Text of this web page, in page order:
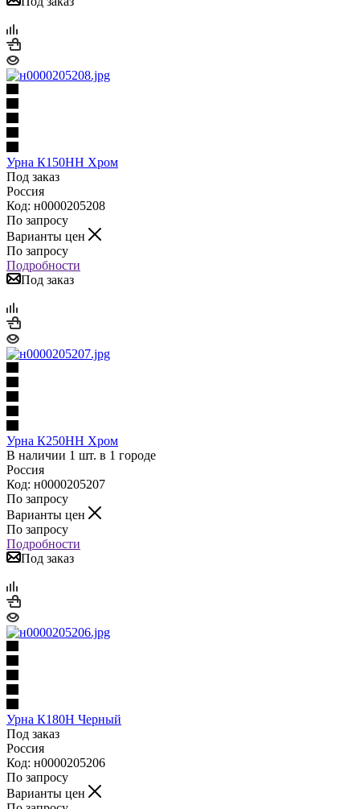
Урна К150НН Хром
Под заказ
Россия
Код: н0000205208
По запросу
Варианты цен
По запросу
Подробности
Под заказ
Урна К250НН Хром
В наличии 1 шт. в 1 городе
Россия
Код: н0000205207
По запросу
Варианты цен
По запросу
Подробности
Под заказ
Урна К180Н Черный
Под заказ
Россия
Код: н0000205206
По запросу
Варианты цен